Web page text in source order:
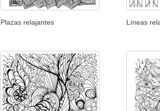
Plazas relajantes Líneas